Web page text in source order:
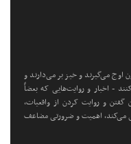
اوج می‌گیرند و خیز بر می‌دارند و
- اخبار و روایت‌هایی که بعضاً
و روایت کردن از واقعیات،
می‌کند، اهمیت و ضرورتی مضاعف